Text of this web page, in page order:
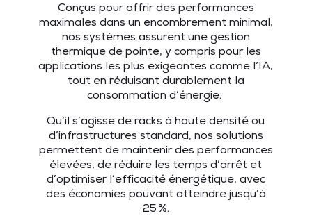
Conçus pour offrir des performances
maximales dans un encombrement minimal,
nos systèmes assurent une gestion
thermique de pointe, y compris pour les
applications les plus exigeantes comme l’IA,
tout en réduisant durablement la
consommation d’énergie.
Qu’il s’agisse de racks à haute densité ou
d’infrastructures standard, nos solutions
permettent de maintenir des performances
élevées, de réduire les temps d’arrêt et
d’optimiser l’efficacité énergétique, avec
des économies pouvant atteindre jusqu’à
25 %.